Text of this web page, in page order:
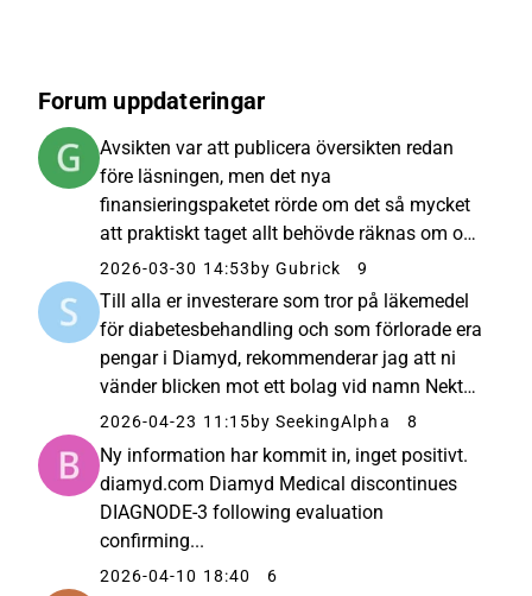
Forum uppdateringar
Avsikten var att publicera översikten redan
före läsningen, men det nya
finansieringspaketet rörde om det så mycket
att praktiskt taget allt behövde räknas om och
modellerna uppdateras. Å andra sidan ledde
det nya finansieringspaketet, i kombination
med marknadens rörelser, heuristiskt...
2026-03-30 14:53by Gubrick 9
Till alla er investerare som tror på läkemedel
för diabetesbehandling och som förlorade era
pengar i Diamyd, rekommenderar jag att ni
vänder blicken mot ett bolag vid namn Nektar
- $NKTR. Där pågår en mycket intressant
diabetesstudie (trial) med ett läkemedel som
targetar Tregs, ...
2026-04-23 11:15by SeekingAlpha 8
Ny information har kommit in, inget positivt.
diamyd.com Diamyd Medical discontinues
DIAGNODE-3 following evaluation
confirming...
2026-04-10 18:40 6